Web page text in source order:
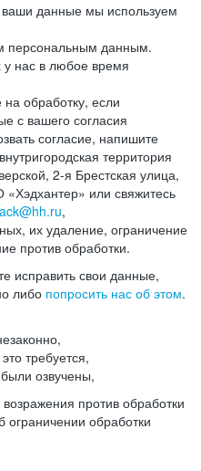
ваши данные мы используем
персональным данным.
у нас в любое время
на обработку, если
с вашего согласия
согласие, напишите
территория
2-я Брестская улица,
или свяжитесь
,
их удаление, ограничение
против обработки.
исправить свои данные,
либо попросить нас об этом.
требуется,
озвучены,
против обработки
обработки